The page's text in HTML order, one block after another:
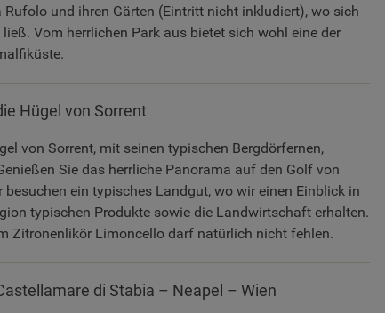
und ihren Gärten (Eintritt nicht inkludiert), wo sich
Vom herrlichen Park aus bietet sich wohl eine der
Hügel von Sorrent
von Sorrent, mit seinen typischen Bergdörfernen,
Sie das herrliche Panorama auf den Golf von
ein typisches Landgut, wo wir einen Einblick in
typischen Produkte sowie die Landwirtschaft erhalten.
Zitronenlikör Limoncello darf natürlich nicht fehlen.
di Stabia – Neapel – Wien